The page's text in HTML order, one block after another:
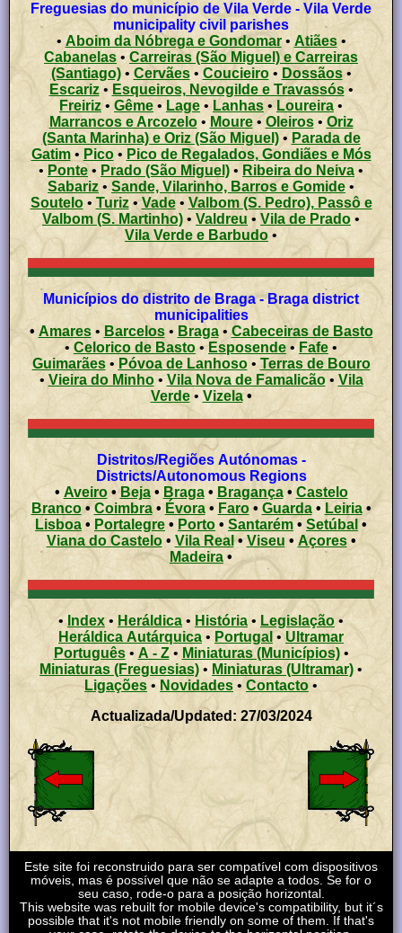
Freguesias do município de Vila Verde - Vila Verde
municipality civil parishes
• Aboim da Nóbrega e Gondomar • Atiães•
Cabanelas • Carreiras (São Miguel) e Carreiras
(Santiago)• Cervães• Coucieiro• Dossãos•
Escariz• Esqueiros, Nevogilde e Travassós•
Freiriz • Gême • Lage • Lanhas • Loureira •
Marrancos e Arcozelo• Moure• Oleiros• Oriz
(Santa Marinha) e Oriz (São Miguel)• Parada de
Gatim• Pico• Pico de Regalados, Gondiães e Mós
• Ponte • Prado (São Miguel) • Ribeira do Neiva •
Sabariz • Sande, Vilarinho, Barros e Gomide •
Soutelo• Turiz•Vade• Valbom (S. Pedro), Passô e
Valbom (S. Martinho) • Valdreu • Vila de Prado •
Vila Verde e Barbudo•
Municípios do distrito de Braga - Braga district
municipalities
• Amares• Barcelos• Braga•Cabeceiras de Basto
•
Celorico de Basto•Esposende • Fafe •
Guimarães• Póvoa de Lanhoso•
Terras de Bouro
• Vieira do Minho• Vila Nova de Famalicão• Vila
Verde• Vizela•
Distritos/Regiões Autónomas -
Districts/Autonomous Regions
• Aveiro• Beja• Braga• Bragança• Castelo
Branco•Coimbra• Évora• Faro• Guarda• Leiria•
Lisboa • Portalegre • Porto • Santarém • Setúbal •
Viana do Castelo• Vila Real •Viseu • Açores •
Madeira •
•Index • Heráldica • História • Legislação •
Heráldica Autárquica • Portugal• Ultramar
Português• A - Z• Miniaturas (Municípios)•
Miniaturas (Freguesias) • Miniaturas (Ultramar) •
Ligações • Novidades • Contacto •
Actualizada/Updated: 27/03/2024
Este site foi reconstruido para ser compatível com dispositivos
móveis, mas é possível que não se adapte a todos. Se for o
seu caso, rode-o para a posição horizontal.
This website was rebuilt for mobile device's compatibility, but it´s
possible that it's not mobile friendly on some of them. If that's